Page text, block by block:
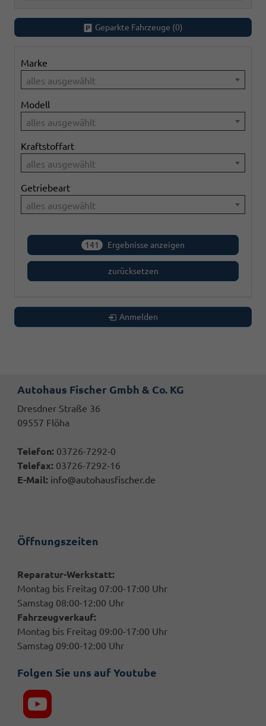
Geparkte Fahrzeuge (0)
Marke
alles ausgewählt
Modell
alles ausgewählt
Kraftstoffart
alles ausgewählt
Getriebeart
alles ausgewählt
141 Ergebnisse anzeigen
zurücksetzen
Anmelden
Autohaus Fischer Gmbh & Co. KG
Dresdner Straße 36
09557 Flöha
Telefon: 03726-7292-0
Telefax: 03726-7292-16
E-Mail: info@autohausfischer.de
Öffnungszeiten
Reparatur-Werkstatt:
Montag bis Freitag 07:00-17:00 Uhr
Samstag 08:00-12:00 Uhr
Fahrzeugverkauf:
Montag bis Freitag 09:00-17:00 Uhr
Samstag 09:00-12:00 Uhr
Folgen Sie uns auf Youtube